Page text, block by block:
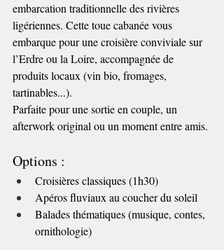
embarcation traditionnelle des rivières
ligériennes. Cette toue cabanée vous
embarque pour une croisière conviviale sur
l’Erdre ou la Loire, accompagnée de
produits locaux (vin bio, fromages,
tartinables...).
Parfaite pour une sortie en couple, un
afterwork original ou un moment entre amis.
Options :
Croisières classiques (1h30)
Apéros fluviaux au coucher du soleil
Balades thématiques (musique, contes,
ornithologie)